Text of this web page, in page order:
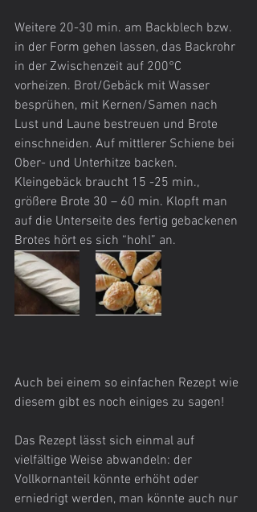
Weitere 20-30 min. am Backblech bzw.
in der Form gehen lassen, das Backrohr
in der Zwischenzeit auf 200°C
vorheizen. Brot/Gebäck mit Wasser
besprühen, mit Kernen/Samen nach
Lust und Laune bestreuen und Brote
einschneiden. Auf mittlerer Schiene bei
Ober- und Unterhitze backen.
Kleingebäck braucht 15 -25 min.,
größere Brote 30 – 60 min. Klopft man
auf die Unterseite des fertig gebackenen
Brotes hört es sich “hohl” an.
Auch bei einem so einfachen Rezept wie
diesem gibt es noch einiges zu sagen!
Das Rezept lässt sich einmal auf
vielfältige Weise abwandeln: der
Vollkornanteil könnte erhöht oder
erniedrigt werden, man könnte auch nur